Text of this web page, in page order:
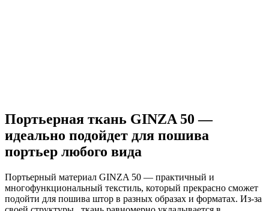
Портьерная ткань GINZA 50 —
идеально подойдет для пошива
портьер любого вида
Портьерный материал GINZA 50 — практичный и
многофункциональный текстиль, который прекрасно сможет
подойти для пошива штор в разных образах и форматах. Из-за